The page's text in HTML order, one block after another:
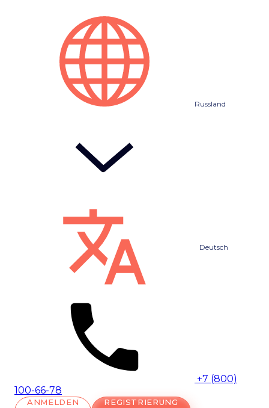
Russland
Deutsch
+7 (800)
100-66-78
ANMELDEN REGISTRIERUNG